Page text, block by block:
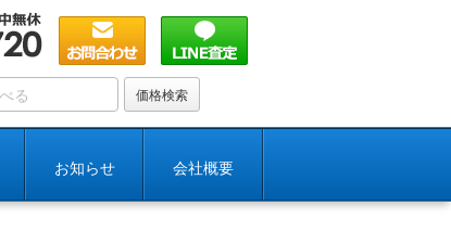
お知らせ 会社概要